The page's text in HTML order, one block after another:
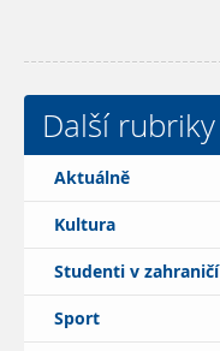
Další rubriky
Aktuálně
Kultura
Studenti v zahraničí
Sport